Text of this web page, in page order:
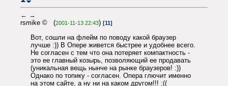
← →
rsmike © (2001-11-13 22:43) [11]
Вот, сошли на флейм по поводу какой браузер
лучше :)) В Опере живется быстрее и удобнее всего.
Не согласен с тем что она потеряет компактность -
это ее главный козырь, позволяющий ее продавать
(уникальная вещь нынче на рынке браузеров! :))
Однако по топику - согласен. Опера глючит именно
на этом сайте, а ну ни на каком другом!!! :((